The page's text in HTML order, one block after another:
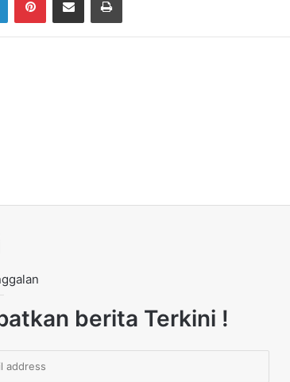
berita Terkini !